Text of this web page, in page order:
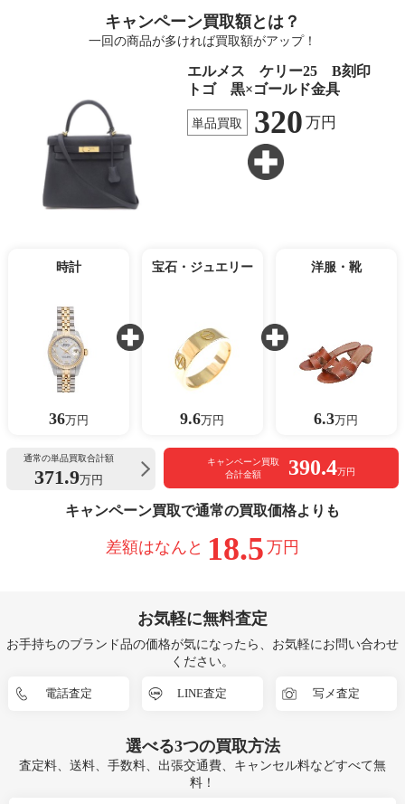
キャンペーン買取額とは？
一回の商品が多ければ買取額がアップ！
エルメス ケリー25 B刻印
トゴ 黒×ゴールド金具
単品買取 320 万円
時計
36万円
宝石・ジュエリー
9.6万円
洋服・靴
6.3万円
通常の単品買取合計額
371.9万円
キャンペーン買取
合計金額
390.4万円
キャンペーン買取で通常の買取価格よりも
差額はなんと 18.5 万円
お気軽に無料査定
お手持ちのブランド品の価格が気になったら、お気軽にお問い合わせ
ください。
電話査定 LINE査定 写メ査定
選べる3つの買取方法
査定料、送料、手数料、出張交通費、キャンセル料などすべて無
料！